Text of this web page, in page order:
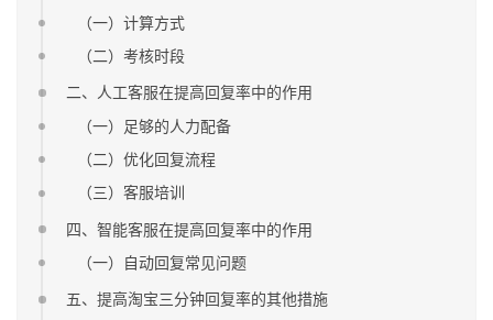
（一）计算方式
（二）考核时段
二、人工客服在提高回复率中的作用
（一）足够的人力配备
（二）优化回复流程
（三）客服培训
四、智能客服在提高回复率中的作用
（一）自动回复常见问题
五、提高淘宝三分钟回复率的其他措施